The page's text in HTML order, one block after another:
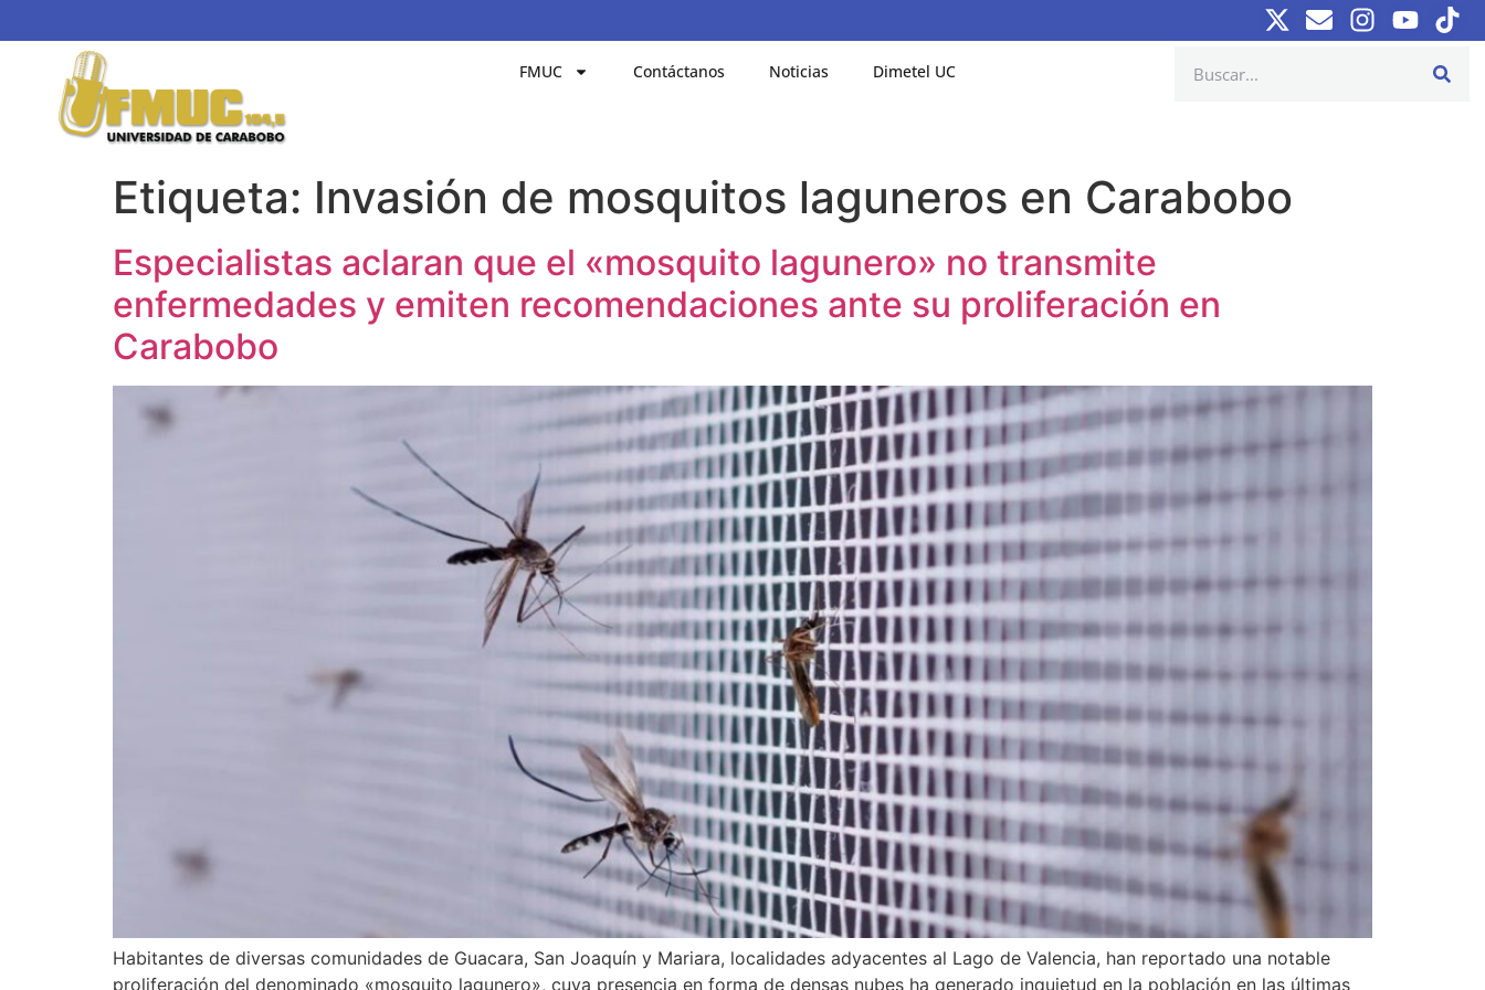
FMUC Contáctanos Noticias Dimetel UC
Etiqueta: Invasión de mosquitos laguneros en Carabobo
Especialistas aclaran que el «mosquito lagunero» no transmite
enfermedades y emiten recomendaciones ante su proliferación en
Carabobo
Habitantes de diversas comunidades de Guacara, San Joaquín y Mariara, localidades adyacentes al Lago de Valencia, han reportado una notable
proliferación del denominado «mosquito lagunero», cuya presencia en forma de densas nubes ha generado inquietud en la población en las últimas